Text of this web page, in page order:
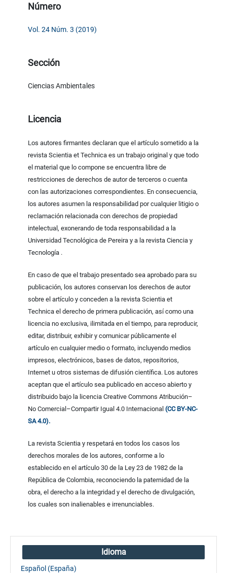
Número
Vol. 24 Núm. 3 (2019)
Sección
Ciencias Ambientales
Licencia
Los autores firmantes declaran que el artículo sometido a la
revista Scientia et Technica es un trabajo original y que todo
el material que lo compone se encuentra libre de
restricciones de derechos de autor de terceros o cuenta
con las autorizaciones correspondientes. En consecuencia,
los autores asumen la responsabilidad por cualquier litigio o
reclamación relacionada con derechos de propiedad
intelectual, exonerando de toda responsabilidad a la
Universidad Tecnológica de Pereira y a la revista Ciencia y
Tecnología .
En caso de que el trabajo presentado sea aprobado para su
publicación, los autores conservan los derechos de autor
sobre el artículo y conceden a la revista Scientia et
Technica el derecho de primera publicación, así como una
licencia no exclusiva, ilimitada en el tiempo, para reproducir,
editar, distribuir, exhibir y comunicar públicamente el
artículo en cualquier medio o formato, incluyendo medios
impresos, electrónicos, bases de datos, repositorios,
Internet u otros sistemas de difusión científica. Los autores
aceptan que el artículo sea publicado en acceso abierto y
distribuido bajo la licencia Creative Commons Atribución–
No Comercial–Compartir Igual 4.0 Internacional(CC BY-NC-
SA 4.0).
La revista Scientia y respetará en todos los casos los
derechos morales de los autores, conforme a lo
establecido en el artículo 30 de la Ley 23 de 1982 de la
República de Colombia, reconociendo la paternidad de la
obra, el derecho a la integridad y el derecho de divulgación,
los cuales son inalienables e irrenunciables.
Idioma
Español (España)